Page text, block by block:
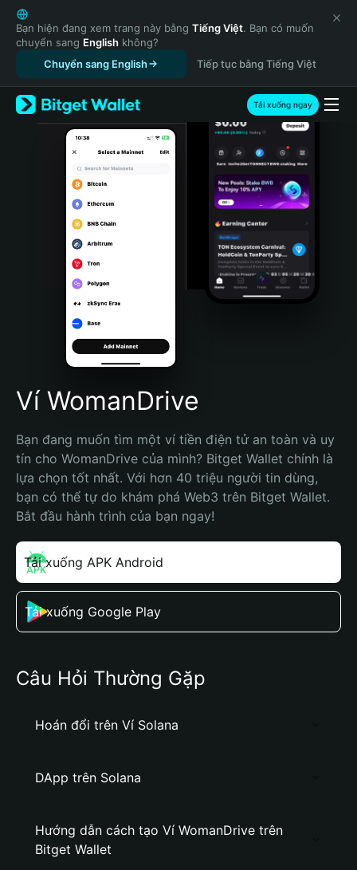
English
日本語
Tiếng Việt
Русский
Español (Latinoamérica)
Türkçe
Italiano
Português (Portugal)
Bahasa Indonesia
Português (Brasil)
Español (Argentina)
Bạn hiện đang xem trang này bằng Tiếng Việt. Bạn có muốn
chuyển sang English không?
Chuyển sang English
Tiếp tục bằng Tiếng Việt
Tải xuống ngay
Ví WomanDrive
Bạn đang muốn tìm một ví tiền điện tử an toàn và uy
tín cho WomanDrive của mình? Bitget Wallet chính là
lựa chọn tốt nhất. Với hơn 40 triệu người tin dùng,
bạn có thể tự do khám phá Web3 trên Bitget Wallet.
Bắt đầu hành trình của bạn ngay!
Tải xuống APK Android
Tải xuống Google Play
Câu Hỏi Thường Gặp
Hoán đổi trên Ví Solana
DApp trên Solana
Hướng dẫn cách tạo Ví WomanDrive trên
Bitget Wallet